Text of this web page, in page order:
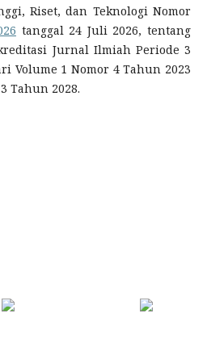
Riset, dan Teknologi Nomor
tanggal 24 Juli 2026, tentang
Jurnal Ilmiah Periode 3
Volume 1 Nomor 4 Tahun 2023
Tahun 2028.